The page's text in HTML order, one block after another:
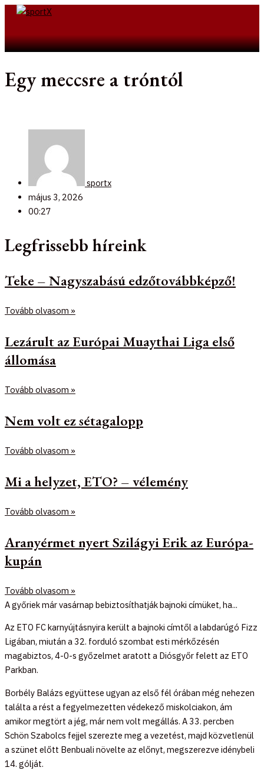
Skip
Egy meccsre a tróntól
sportx
május 3, 2026
00:27
Legfrissebb híreink
Teke – Nagyszabású edzőtovábbképző!
Tovább olvasom »
Lezárult az Európai Muaythai Liga első
állomása
Tovább olvasom »
Nem volt ez sétagalopp
Tovább olvasom »
Mi a helyzet, ETO? – vélemény
Tovább olvasom »
Aranyérmet nyert Szilágyi Erik az Európa-
kupán
Tovább olvasom »
A győriek már vasárnap bebiztosíthatják bajnoki címüket, ha...
Az ETO FC karnyújtásnyira került a bajnoki címtől a labdarúgó Fizz
Ligában, miután a 32. forduló szombat esti mérkőzésén
magabiztos, 4-0-s győzelmet aratott a Diósgyőr felett az ETO
Parkban.
Borbély Balázs együttese ugyan az első fél órában még nehezen
találta a rést a fegyelmezetten védekező miskolciakon, ám
amikor megtört a jég, már nem volt megállás. A 33. percben
Schön Szabolcs fejjel szerezte meg a vezetést, majd közvetlenül
a szünet előtt Benbuali növelte az előnyt, megszerezve idénybeli
14. gólját.